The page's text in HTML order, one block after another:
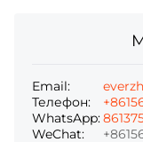
Email:
Телефон:
WhatsApp:
WeChat: